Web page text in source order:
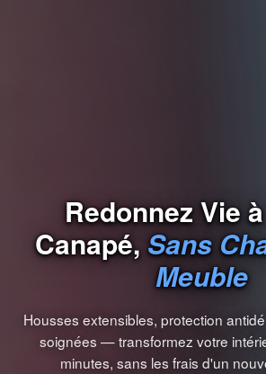
Redonnez Vie
Canapé,Sans
Meuble
Housses extensibles, protection
soignées — transformez votre
minutes, sans les frais d'un